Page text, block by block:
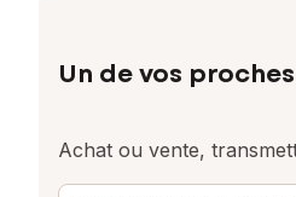
Un de vos
Achat ou vente,